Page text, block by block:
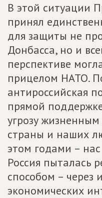
В этой ситуации
принял
для защиты не
Донбасса, но и
перспективе
прицелом НАТО.
антироссийская
прямой
угрозу
страны и наших
этом годами –
Россия пыталась
способом – через
экономических